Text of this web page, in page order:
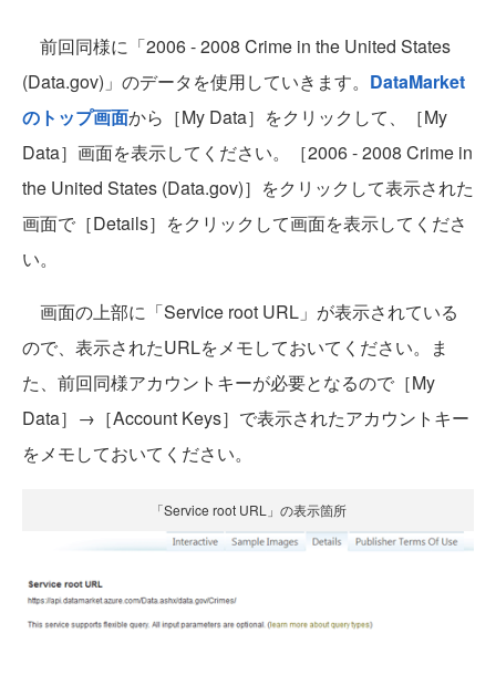
前回同様に「2006 - 2008 Crime in the United States
(Data.gov)」のデータを使用していきます。 DataMarket
のトップ画面から［My Data］をクリックして、［My
Data］画面を表示してください。［2006 - 2008 Crime in
the United States (Data.gov)］をクリックして表示された
画面で［Details］をクリックして画面を表示してくださ
い。
画面の上部に「Service root URL」が表示されている
ので、表示されたURLをメモしておいてください。ま
た、前回同様アカウントキーが必要となるので［My
Data］→［Account Keys］で表示されたアカウントキー
をメモしておいてください。
「Service root URL」の表示箇所